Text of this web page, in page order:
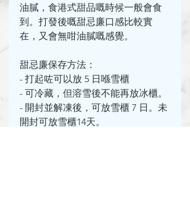
油膩，食港式甜品嘅時候一般會食
到。打發後嘅甜忌廉口感比較實
在，又會無咁油膩嘅感覺。
甜忌廉保存方法：
- 打起咗可以放 5 日喺雪櫃
- 可冷藏，但溶雪後不能再放冰櫃。
- 開封並解凍後，可放雪櫃 7 日。未
開封可放雪櫃14天。